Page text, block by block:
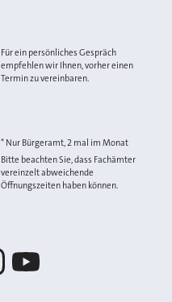
Für ein persönliches Gespräch
empfehlen wir Ihnen, vorher einen
Termin zu vereinbaren.
* Nur Bürgeramt, 2 mal im Monat
Bitte beachten Sie, dass Fachämter
vereinzelt abweichende
Öffnungszeiten haben können.